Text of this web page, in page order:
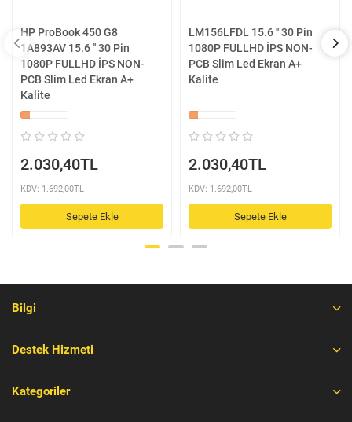
HP ProBook 450 G8
1A893AV 15.6 '' 30 Pin
1080P FULLHD İPS NON-
PCB Slim Led Ekran A+
Kalite
2.030,40TL
KDV: 1.692,00TL
Sepete Ekle
LM156LFDL 15.6 '' 30 Pin
1080P FULLHD İPS NON-
PCB Slim Led Ekran A+
Kalite
2.030,40TL
KDV: 1.692,00TL
Sepete Ekle
Bilgi
Destek Hizmeti
Kategoriler